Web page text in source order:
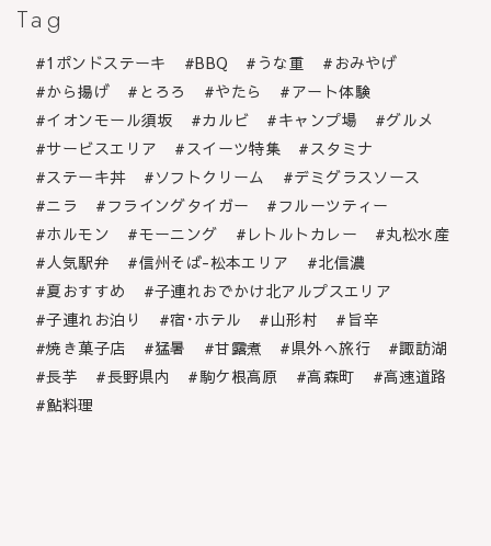
Tag
1ポンドステーキ BBQ うな重
おみやげ
から揚げ
とろろ やたら
アート体験
イオンモール須坂
カルビ キャンプ場
グルメ
サービスエリア
スイーツ特集
スタミナ
ステーキ丼
ソフトクリーム
デミグラスソース
ニラ
フライングタイガー
フルーツティー
ホルモン
モーニング レトルトカレー
丸松水産
人気駅弁
信州そば-松本エリア
北信濃
夏おすすめ
子連れおでかけ北アルプスエリア
子連れお泊り
宿･ホテル 山形村
旨辛
焼き菓子店
猛暑 甘露煮 県外へ旅行
諏訪湖
長芋
長野県内 駒ケ根高原 高森町
高速道路
鮎料理